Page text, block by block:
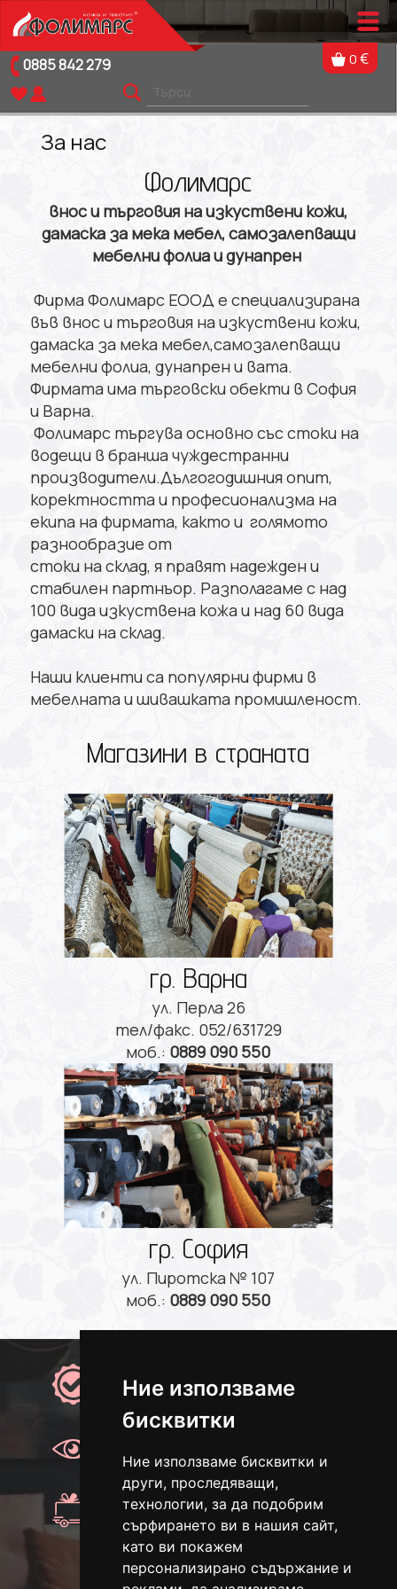
Ние използваме
бисквитки
Ние използваме бисквитки и
други, проследяващи,
технологии, за да подобрим
сърфирането ви в нашия сайт,
като ви покажем
персонализирано съдържание и
0885 842 279 0€
За нас
Фолимарс
внос и търговия на изкуствени кожи,
дамаска за мека мебел, самозалепващи
мебелни фолиа и дунапрен
Фирма Фолимарс ЕООД е специализирана
във внос и търговия на изкуствени кожи,
дамаска за мека мебел,самозалепващи
мебелни фолиа, дунапрен и вата.
Фирмата има търговски обекти в София
и Варна.
Фолимарс търгува основно със стоки на
водещи в бранша чуждестранни
производители.Дългогодишния опит,
коректността и професионализма на
екипа на фирмата, както и голямото
разнообразие от
стоки на склад, я правят надежден и
стабилен партнъор. Разполагаме с над
100 вида изкуствена кожа и над 60 вида
дамаски на склад.
Наши клиенти са популярни фирми в
мебелната и шивашката промишленост.
Магазини в страната
гр. Варна
ул. Перла 26
тел/факс. 052/631729
моб.: 0889 090 550
гр. София
ул. Пиротска № 107
моб.: 0889 090 550
100% качествени продукти
Преглед преди плащане.
Доставка
Доставка с Еконт